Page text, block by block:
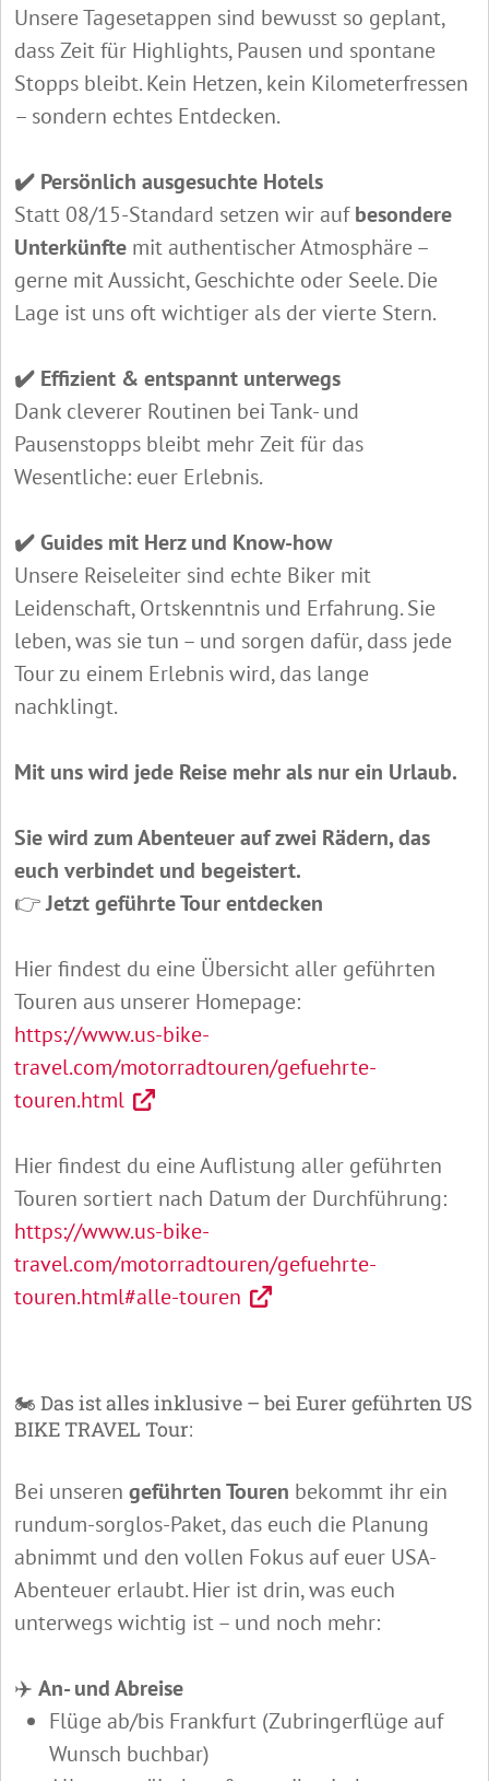
Unsere Tagesetappen sind bewusst so geplant,
dass Zeit für Highlights, Pausen und spontane
Stopps bleibt. Kein Hetzen, kein Kilometerfressen
– sondern echtes Entdecken.
✔️ Persönlich ausgesuchte Hotels
Statt 08/15-Standard setzen wir aufbesondere
Unterkünfte mit authentischer Atmosphäre –
gerne mit Aussicht, Geschichte oder Seele. Die
Lage ist uns oft wichtiger als der vierte Stern.
✔️ Effizient & entspannt unterwegs
Dank cleverer Routinen bei Tank- und
Pausenstopps bleibt mehr Zeit für das
Wesentliche: euer Erlebnis.
✔️ Guides mit Herz und Know-how
Unsere Reiseleiter sind echte Biker mit
Leidenschaft, Ortskenntnis und Erfahrung. Sie
leben, was sie tun – und sorgen dafür, dass jede
Tour zu einem Erlebnis wird, das lange
nachklingt.
Mit uns wird jede Reise mehr als nur ein Urlaub.
Sie wird zum Abenteuer auf zwei Rädern, das
euch verbindet und begeistert.
👉Jetzt geführte Tour entdecken
Hier findest du eine Übersicht aller geführten
Touren aus unserer Homepage:
https://www.us-bike-
travel.com/motorradtouren/gefuehrte-
touren.html
Hier findest du eine Auflistung aller geführten
Touren sortiert nach Datum der Durchführung:
https://www.us-bike-
travel.com/motorradtouren/gefuehrte-
touren.html#alle-touren
🏍️ Das ist alles inklusive – bei Eurer geführten US
BIKE TRAVEL Tour:
Bei unseren geführten Touren bekommt ihr ein
rundum-sorglos-Paket, das euch die Planung
abnimmt und den vollen Fokus auf euer USA-
Abenteuer erlaubt. Hier ist drin, was euch
unterwegs wichtig ist – und noch mehr:
✈️ An- und Abreise
Flüge ab/bis Frankfurt (Zubringerflüge auf
Wunsch buchbar)